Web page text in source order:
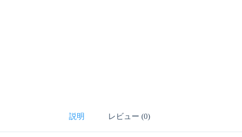
説明 レビュー (0)